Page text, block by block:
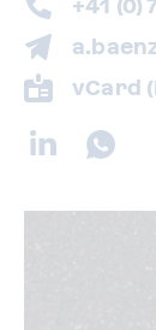
+41 (0)
vCard